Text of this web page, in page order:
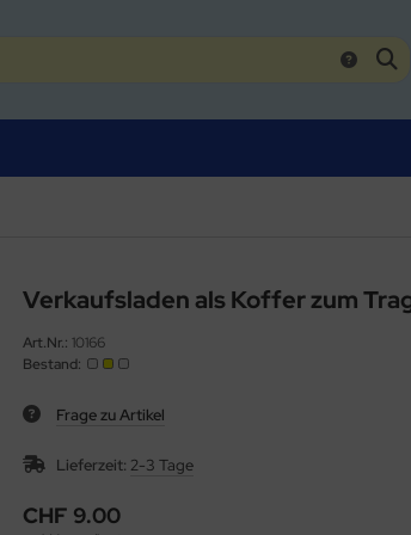
Verkaufsladen als Koffer zum
Art.Nr.: 10166
Bestand:
Frage zu Artikel
Lieferzeit: 2-3 Tage
CHF 9.00